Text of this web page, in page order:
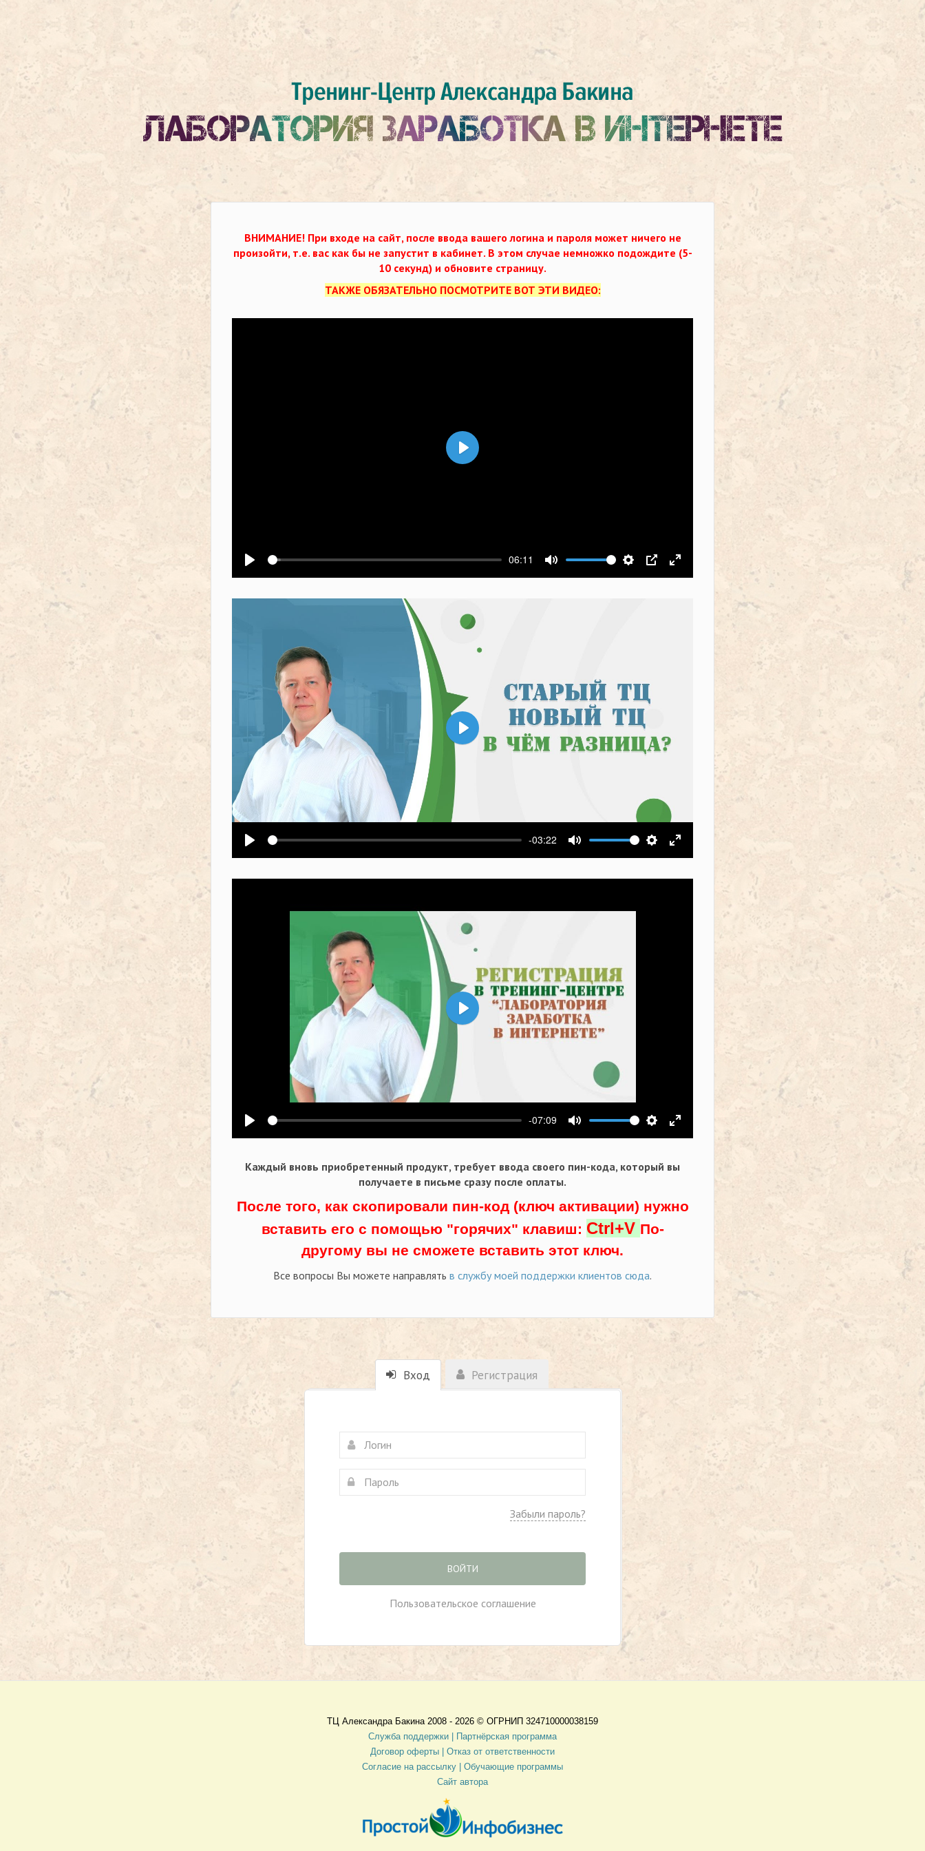
ВНИМАНИЕ! При входе на сайт, после ввода вашего логина и пароля может ничего не
произойти, т.е. вас как бы не запустит в кабинет. В этом случае немножко подождите (5-
10 секунд) и обновите страницу.
ТАКЖЕ ОБЯЗАТЕЛЬНО ПОСМОТРИТЕ ВОТ ЭТИ ВИДЕО:
Воспроизвести
06:11
Выключить звукНастройки
PIP На весь экран
Воспроизвести
Воспроизвести
-03:22
Выключить звукНастройки
На весь экран
Воспроизвести
Воспроизвести
-07:09
Выключить звукНастройки
На весь экран
Воспроизвести
Каждый вновь приобретенный продукт, требует ввода своего пин-кода, который вы
получаете в письме сразу после оплаты.
После того, как скопировали пин-код (ключ активации) нужно
вставить его с помощью "горячих" клавиш: Ctrl+V По-
другому вы не сможете вставить этот ключ.
Все вопросы Вы можете направлять в службу моей поддержки клиентов сюда.
Вход Регистрация
Забыли пароль?
ВОЙТИ
Пользовательское соглашение
ТЦ Александра Бакина 2008 - 2026 © ОГРНИП 324710000038159
Служба поддержки |
Партнёрская программа
Договор оферты
| Отказ от ответственности
Согласие на рассылку | Обучающие программы
Сайт автора